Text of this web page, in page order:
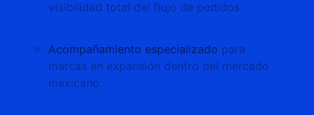
visibilidad total del flujo de pedidos.
Acompañamiento especializado para
marcas en expansión dentro del mercado
mexicano.